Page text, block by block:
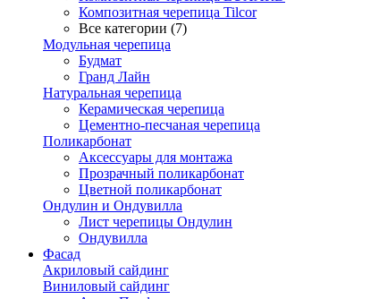
Композитная черепица Tilcor
Все категории (7)
Модульная черепица
Будмат
Гранд Лайн
Натуральная черепица
Керамическая черепица
Цементно-песчаная черепица
Поликарбонат
Аксессуары для монтажа
Прозрачный поликарбонат
Цветной поликарбонат
Ондулин и Ондувилла
Лист черепицы Ондулин
Ондувилла
Фасад
Акриловый сайдинг
Виниловый сайдинг